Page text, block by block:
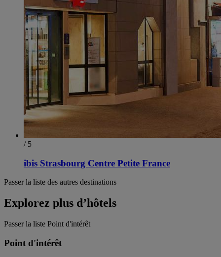
/ 5
ibis Strasbourg Centre Petite France
Passer la liste des autres destinations
Explorez plus d’hôtels
Passer la liste Point d'intérêt
Point d'intérêt